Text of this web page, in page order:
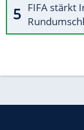
FIFA stärkt